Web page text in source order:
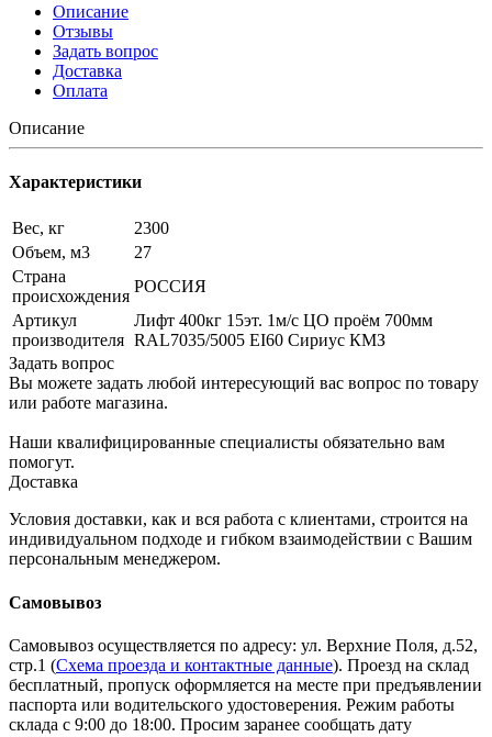
Описание
Отзывы
Задать вопрос
Доставка
Оплата
Описание
Характеристики
Вес, кг
2300
Объем, м3
27
Страна
происхождения
РОССИЯ
Артикул
производителя
Лифт 400кг 15эт. 1м/с ЦО проём 700мм
RAL7035/5005 EI60 Сириус КМЗ
Задать вопрос
Вы можете задать любой интересующий вас вопрос по товару
или работе магазина.
Наши квалифицированные специалисты обязательно вам
помогут.
Доставка
Условия доставки, как и вся работа с клиентами, строится на
индивидуальном подходе и гибком взаимодействии с Вашим
персональным менеджером.
Самовывоз
Самовывоз осуществляется по адресу: ул. Верхние Поля, д.52,
стр.1 (Схема проезда и контактные данные). Проезд на склад
бесплатный, пропуск оформляется на месте при предъявлении
паспорта или водительского удостоверения. Режим работы
склада с 9:00 до 18:00. Просим заранее сообщать дату